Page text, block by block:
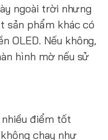
ngoài trời nhưng
sản phẩm khác có
OLED. Nếu không,
hình mờ nếu sử
điểm tốt
chạy như